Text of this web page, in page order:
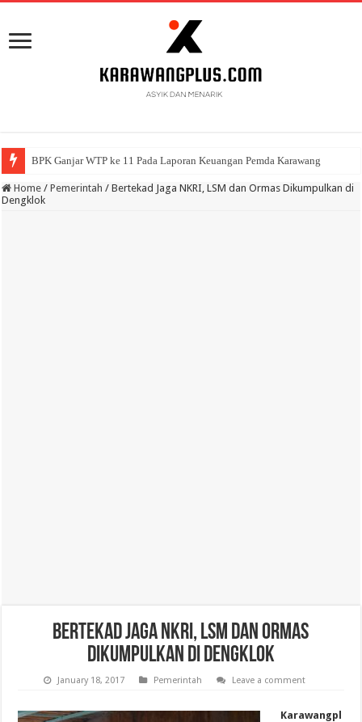
BPK Ganjar WTP ke 11 Pada Laporan Keuangan Pemda Karawang
Home / Pemerintah / Bertekad Jaga NKRI, LSM dan Ormas Dikumpulkan di
Dengklok
Bertekad Jaga NKRI, LSM dan Ormas
Dikumpulkan di Dengklok
January 18, 2017 Pemerintah Leave a comment
Karawangpl